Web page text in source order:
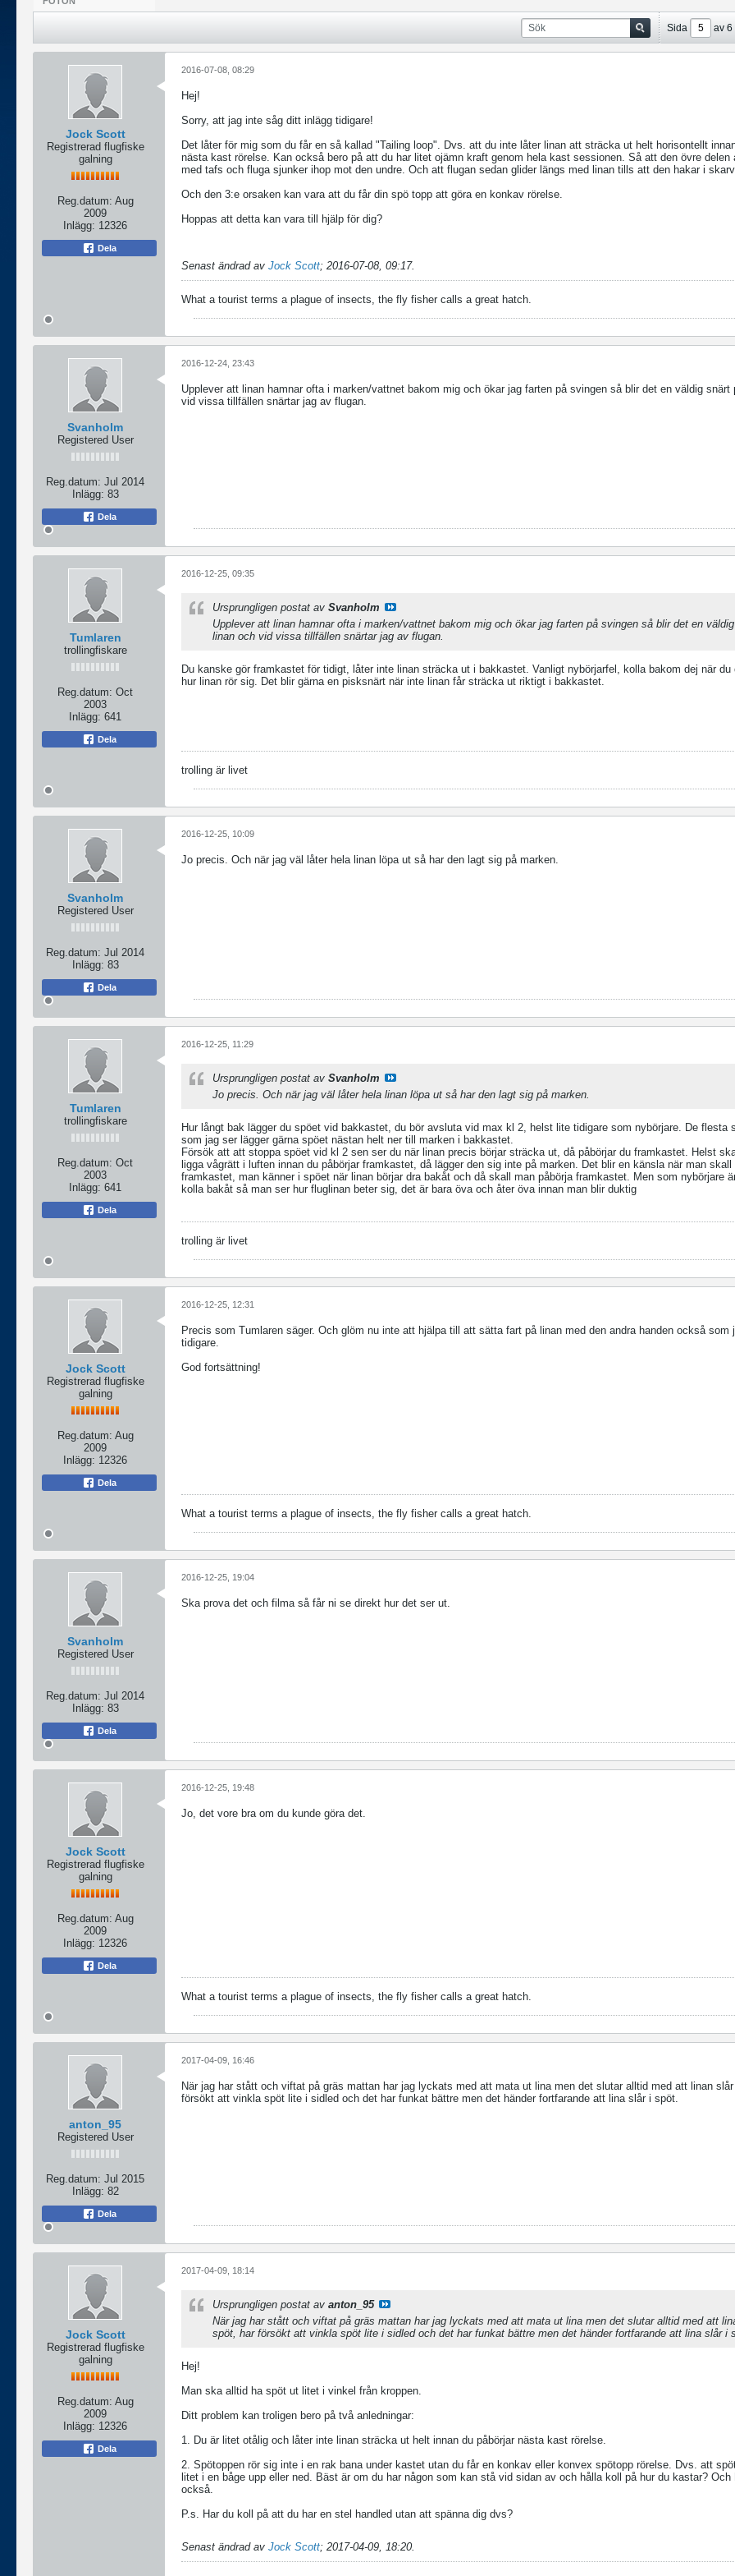
Sida av 6
Jock Scott
Registrerad flugfiske
galning
Reg.datum: Aug
2009
Inlägg: 12326
Dela
2016-07-08, 08:29
Hej!
Sorry, att jag inte såg ditt inlägg tidigare!
Det låter för mig som du får en så kallad "Tailing loop". Dvs. att du inte låter linan att sträcka ut helt horisontellt
nästa kast rörelse. Kan också bero på att du har litet ojämn kraft genom hela kast sessionen. Så att den övre delen
med tafs och fluga sjunker ihop mot den undre. Och att flugan sedan glider längs med linan tills att den hakar i
Och den 3:e orsaken kan vara att du får din spö topp att göra en konkav rörelse.
Hoppas att detta kan vara till hjälp för dig?
Senast ändrad av Jock Scott; 2016-07-08, 09:17.
What a tourist terms a plague of insects, the fly fisher calls a great hatch.
Svanholm
Registered User
Reg.datum: Jul 2014
Inlägg: 83
Dela
2016-12-24, 23:43
Upplever att linan hamnar ofta i marken/vattnet bakom mig och ökar jag farten på svingen så blir det en väldig snärt
vid vissa tillfällen snärtar jag av flugan.
Tumlaren
trollingfiskare
Reg.datum: Oct
2003
Inlägg: 641
Dela
2016-12-25, 09:35
Ursprungligen postat av Svanholm
Upplever att linan hamnar ofta i marken/vattnet bakom mig och ökar jag farten på svingen så blir det en
linan och vid vissa tillfällen snärtar jag av flugan.
Du kanske gör framkastet för tidigt, låter inte linan sträcka ut i bakkastet. Vanligt nybörjarfel, kolla bakom dej när du
hur linan rör sig. Det blir gärna en pisksnärt när inte linan får sträcka ut riktigt i bakkastet.
trolling är livet
Svanholm
Registered User
Reg.datum: Jul 2014
Inlägg: 83
Dela
2016-12-25, 10:09
Jo precis. Och när jag väl låter hela linan löpa ut så har den lagt sig på marken.
Tumlaren
trollingfiskare
Reg.datum: Oct
2003
Inlägg: 641
Dela
2016-12-25, 11:29
Ursprungligen postat av Svanholm
Jo precis. Och när jag väl låter hela linan löpa ut så har den lagt sig på marken.
Hur långt bak lägger du spöet vid bakkastet, du bör avsluta vid max kl 2, helst lite tidigare som nybörjare. De flesta
som jag ser lägger gärna spöet nästan helt ner till marken i bakkastet.
Försök att att stoppa spöet vid kl 2 sen ser du när linan precis börjar sträcka ut, då påbörjar du framkastet. Helst
ligga vågrätt i luften innan du påbörjar framkastet, då lägger den sig inte på marken. Det blir en känsla när man skall
framkastet, man känner i spöet när linan börjar dra bakåt och då skall man påbörja framkastet. Men som nybörjare
kolla bakåt så man ser hur fluglinan beter sig, det är bara öva och åter öva innan man blir duktig
trolling är livet
Jock Scott
Registrerad flugfiske
galning
Reg.datum: Aug
2009
Inlägg: 12326
Dela
2016-12-25, 12:31
Precis som Tumlaren säger. Och glöm nu inte att hjälpa till att sätta fart på linan med den andra handen också som
tidigare.
God fortsättning!
What a tourist terms a plague of insects, the fly fisher calls a great hatch.
Svanholm
Registered User
Reg.datum: Jul 2014
Inlägg: 83
Dela
2016-12-25, 19:04
Ska prova det och filma så får ni se direkt hur det ser ut.
Jock Scott
Registrerad flugfiske
galning
Reg.datum: Aug
2009
Inlägg: 12326
Dela
2016-12-25, 19:48
Jo, det vore bra om du kunde göra det.
What a tourist terms a plague of insects, the fly fisher calls a great hatch.
anton_95
Registered User
Reg.datum: Jul 2015
Inlägg: 82
Dela
2017-04-09, 16:46
När jag har stått och viftat på gräs mattan har jag lyckats med att mata ut lina men det slutar alltid med att linan
försökt att vinkla spöt lite i sidled och det har funkat bättre men det händer fortfarande att lina slår i spöt.
Jock Scott
Registrerad flugfiske
galning
Reg.datum: Aug
2009
Inlägg: 12326
Dela
2017-04-09, 18:14
Ursprungligen postat av anton_95
När jag har stått och viftat på gräs mattan har jag lyckats med att mata ut lina men det slutar alltid med att
spöt, har försökt att vinkla spöt lite i sidled och det har funkat bättre men det händer fortfarande att lina slår i
Hej!
Man ska alltid ha spöt ut litet i vinkel från kroppen.
Ditt problem kan troligen bero på två anledningar:
1. Du är litet otålig och låter inte linan sträcka ut helt innan du påbörjar nästa kast rörelse.
2. Spötoppen rör sig inte i en rak bana under kastet utan du får en konkav eller konvex spötopp rörelse. Dvs. att
litet i en båge upp eller ned. Bäst är om du har någon som kan stå vid sidan av och hålla koll på hur du kastar? Och
också.
P.s. Har du koll på att du har en stel handled utan att spänna dig dvs?
Senast ändrad av Jock Scott; 2017-04-09, 18:20.